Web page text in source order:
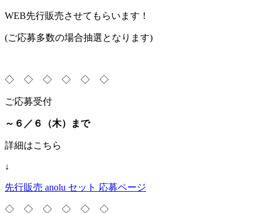
WEB先行販売させてもらいます！
(ご応募多数の場合抽選となります)
◇ ◇ ◇ ◇ ◇ ◇
ご応募受付
～６／６（木）まで
詳細はこちら
↓
先行販売 anolu セット 応募ページ
◇ ◇ ◇ ◇ ◇ ◇